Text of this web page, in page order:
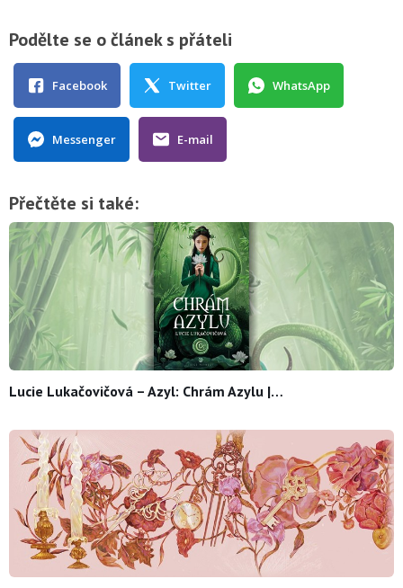
Podělte se o článek s přáteli
Facebook Twitter WhatsApp
Messenger E-mail
Přečtěte si také:
Lucie Lukačovičová – Azyl: Chrám Azylu |…